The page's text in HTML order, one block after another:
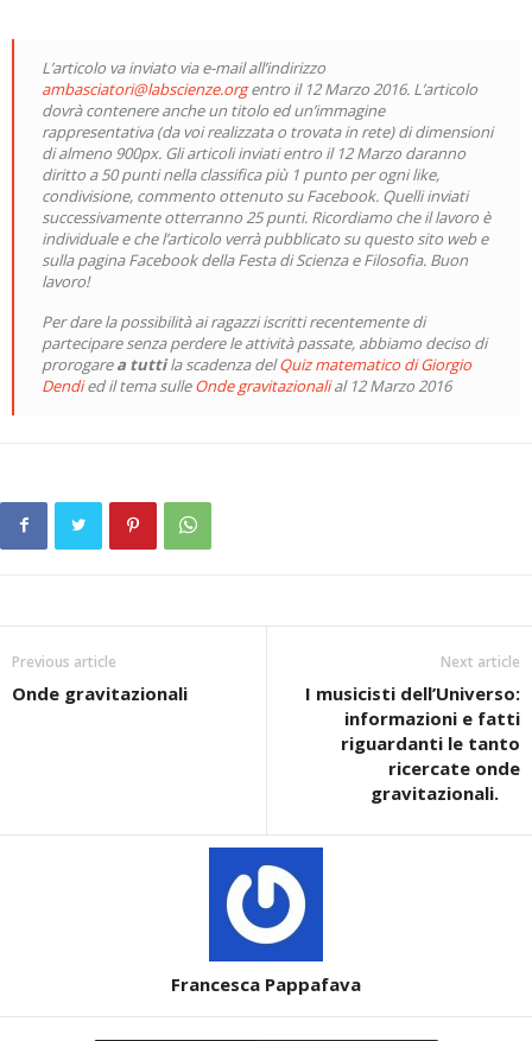
L’articolo va inviato via e-mail all’indirizzo
ambasciatori@labscienze.orgentro il 12 Marzo 2016. L’articolo
dovrà contenere anche un titolo ed un’immagine
rappresentativa (da voi realizzata o trovata in rete) di dimensioni
di almeno 900px. Gli articoli inviati entro il 12 Marzo daranno
diritto a 50 punti nella classifica più 1 punto per ogni like,
condivisione, commento ottenuto su Facebook. Quelli inviati
successivamente otterranno 25 punti. Ricordiamo che il lavoro è
individuale e che l’articolo verrà pubblicato su questo sito web e
sulla pagina Facebook della Festa di Scienza e Filosofia. Buon
lavoro!
Per dare la possibilità ai ragazzi iscritti recentemente di
partecipare senza perdere le attività passate, abbiamo deciso di
prorogarea tuttila scadenza delQuiz matematico di Giorgio
Dendied il tema sulleOnde gravitazionalial 12 Marzo 2016
Previous article
Onde gravitazionali
Next article
I musicisti dell’Universo:
informazioni e fatti
riguardanti le tanto
ricercate onde
gravitazionali.
Francesca Pappafava